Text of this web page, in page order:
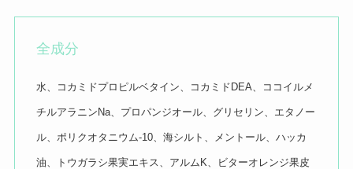
全成分
水、コカミドプロピルベタイン、コカミドDEA、ココイルメ
チルアラニンNa、プロパンジオール、グリセリン、エタノー
ル、ポリクオタニウム-10、海シルト、メントール、ハッカ
油、トウガラシ果実エキス、アルムK、ビターオレンジ果皮